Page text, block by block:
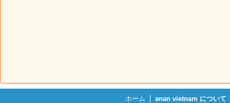
ホーム anan vietnam について